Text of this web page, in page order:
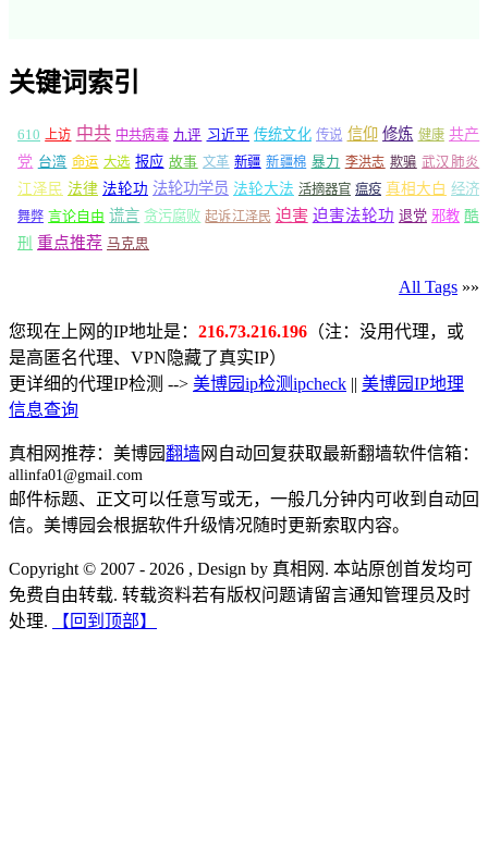
关键词索引
610 上访 中共 中共病毒 九评 习近平 传统文化 传说 信仰 修炼 健康 共产
党 台湾 命运 大选 报应 故事 文革 新疆 新疆棉 暴力 李洪志 欺骗 武汉肺炎
江泽民 法律 法轮功 法轮功学员 法轮大法 活摘器官 瘟疫 真相大白 经济
舞弊 言论自由 谎言 贪污腐败 起诉江泽民 迫害 迫害法轮功 退党 邪教 酷
刑 重点推荐 马克思
All Tags »»
您现在上网的IP地址是： 216.73.216.196 （注：没用代理，或
是高匿名代理、VPN隐藏了真实IP）
更详细的代理IP检测 --> 美博园ip检测ipcheck || 美博园IP地理
信息查询
真相网推荐：美博园翻墙网自动回复获取最新翻墙软件信箱：
allinfa01@gmail.com
邮件标题、正文可以任意写或无，一般几分钟内可收到自动回
信。美博园会根据软件升级情况随时更新索取内容。
Copyright © 2007 - 2026 , Design by 真相网. 本站原创首发均可
免费自由转载. 转载资料若有版权问题请留言通知管理员及时
处理.
【回到顶部】